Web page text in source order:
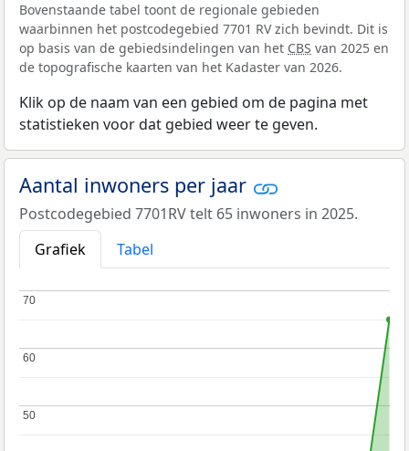
Bovenstaande tabel toont de regionale gebieden
waarbinnen het postcodegebied 7701 RV zich bevindt. Dit is
op basis van de gebiedsindelingen van het CBS van 2025 en
de topografische kaarten van het Kadaster van 2026.
Klik op de naam van een gebied om de pagina met
statistieken voor dat gebied weer te geven.
Aantal inwoners per jaar
Postcodegebied 7701RV telt 65 inwoners in 2025.
Grafiek
Tabel
50
50
60
60
70
70